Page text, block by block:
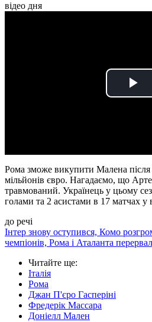
відео дня
Рома зможе викупити Малена після
мільйонів євро. Нагадаємо, що
травмований. Українець у цьому
голами та 2 асистами в 17 матчах у
до речі
Інтер знову оступився, Комо
чемпіонів, Рома і Аталанта
Читайте ще:
Італія
Рома
Джан П'єро Гасперіні
Фредерік Массара
Доніелл Мален